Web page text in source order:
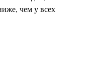
чем у всех